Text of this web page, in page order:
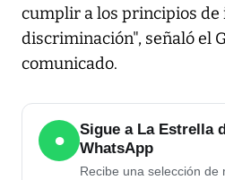
cumplir a los principios de
discriminación", señaló el
comunicado.
●
Sigue a La Estrella
WhatsApp
Recibe una selección de